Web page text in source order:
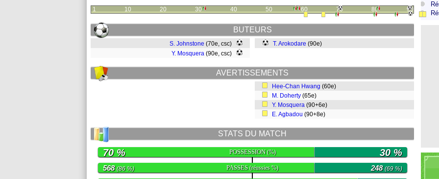
1 10 20 30 40 50 60 70 80 90
BUTEURS
S. Johnstone (70e, csc)
Y. Mosquera (90e, csc)
T. Arokodare (90e)
AVERTISSEMENTS
Hee-Chan Hwang (60e)
M. Doherty (65e)
Y. Mosquera (90+6e)
E. Agbadou (90+8e)
STATS DU MATCH
POSSESSION(%)
70 % 30 %
PASSES(réussies %)
568(86 %) 248(69 %)